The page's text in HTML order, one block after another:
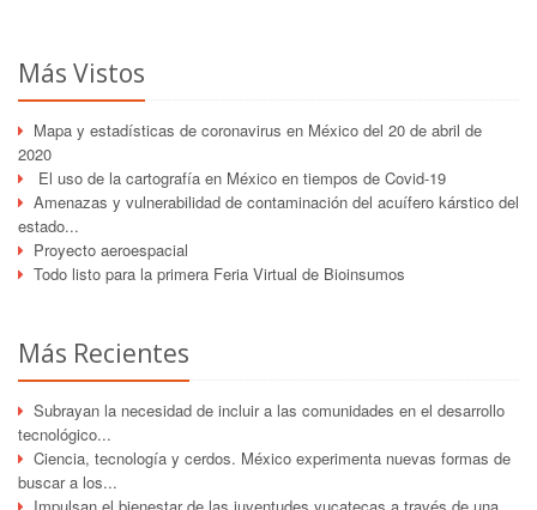
Más Vistos
Mapa y estadísticas de coronavirus en México del 20 de abril de
2020
El uso de la cartografía en México en tiempos de Covid-19
Amenazas y vulnerabilidad de contaminación del acuífero kárstico del
estado...
Proyecto aeroespacial
Todo listo para la primera Feria Virtual de Bioinsumos
Más Recientes
Subrayan la necesidad de incluir a las comunidades en el desarrollo
tecnológico...
Ciencia, tecnología y cerdos. México experimenta nuevas formas de
buscar a los...
Impulsan el bienestar de las juventudes yucatecas a través de una